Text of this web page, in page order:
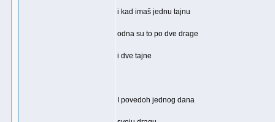
i kad imaš jednu tajnu
odna su to po dve drage
i dve tajne
I povedoh jednog dana